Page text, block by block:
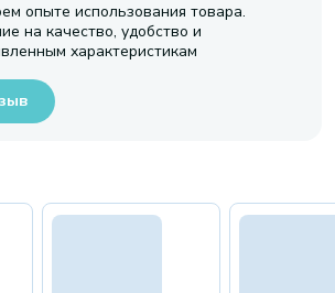
опыте использования товара.
на качество, удобство и
характеристикам